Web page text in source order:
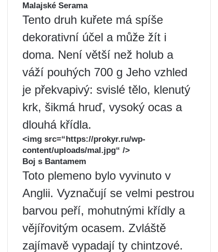
Malajské Serama
Tento druh kuřete má spíše
dekorativní účel a může žít i
doma. Není větší než holub a
váží pouhých 700 g Jeho vzhled
je překvapivý: svislé tělo, klenutý
krk, šikmá hruď, vysoký ocas a
dlouhá křídla.
<img src=“https://prokyr.ru/wp-
content/uploads/mal.jpg“ />
Boj s Bantamem
Toto plemeno bylo vyvinuto v
Anglii. Vyznačují se velmi pestrou
barvou peří, mohutnými křídly a
vějířovitým ocasem. Zvláště
zajímavě vypadají ty chintzové.